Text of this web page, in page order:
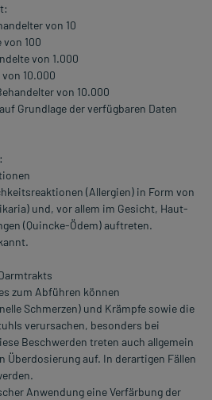
von 10
von 100
von 1.000
10.000
von 10.000
Grundlage der verfügbaren Daten
(Allergien) in Form von
und, vor allem im Gesicht, Haut-
(Quincke-Ödem) auftreten.
zum Abführen können
Schmerzen) und Krämpfe sowie die
verursachen, besonders bei
Beschwerden treten auch allgemein
Überdosierung auf. In derartigen Fällen
Anwendung eine Verfärbung der